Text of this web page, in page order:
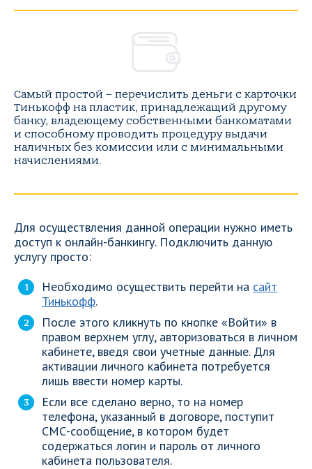
Самый простой – перечислить деньги с карточки
Тинькофф на пластик, принадлежащий другому
банку, владеющему собственными банкоматами
и способному проводить процедуру выдачи
наличных без комиссии или с минимальными
начислениями.
Для осуществления данной операции нужно иметь
доступ к онлайн-банкингу. Подключить данную
услугу просто:
Необходимо осуществить перейти на сайт
Тинькофф.
После этого кликнуть по кнопке «Войти» в
правом верхнем углу, авторизоваться в личном
кабинете, введя свои учетные данные. Для
активации личного кабинета потребуется
лишь ввести номер карты.
Если все сделано верно, то на номер
телефона, указанный в договоре, поступит
СМС-сообщение, в котором будет
содержаться логин и пароль от личного
кабинета пользователя.